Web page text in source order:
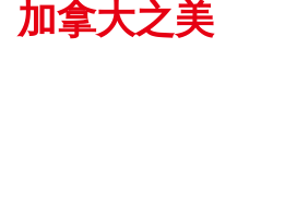
加拿大之美